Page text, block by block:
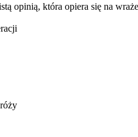
opinią, która opiera się na